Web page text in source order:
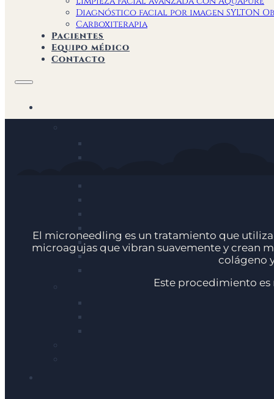
Diagnóstico facial por imagen SYLTON
Carboxiterapia
Pacientes
Equipo médico
Contacto
El microneedling es un tratamiento que
microagujas que vibran suavemente y crean
colágeno
Este procedimiento es